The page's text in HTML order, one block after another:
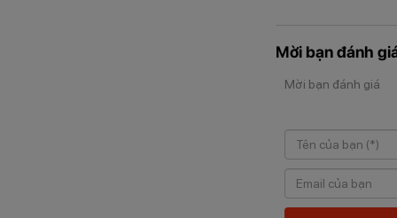
Mời bạn đánh
Mời bạn đánh giá